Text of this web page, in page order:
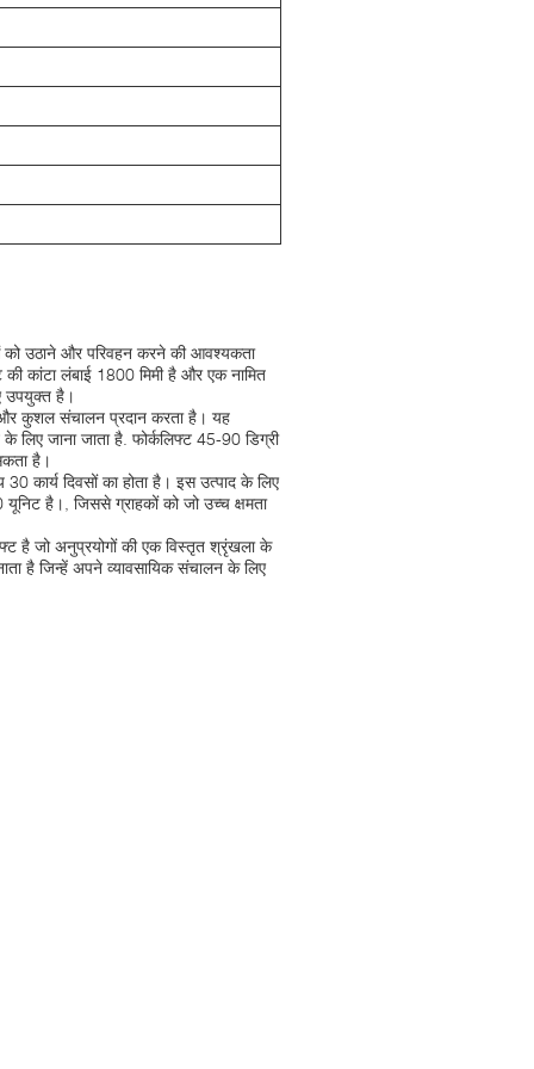
को उठाने और परिवहन करने की आवश्यकता
की कांटा लंबाई 1800 मिमी है और एक नामित
उपयुक्त है।
और कुशल संचालन प्रदान करता है। यह
जाना जाता है. फोर्कलिफ्ट 45-90 डिग्री
है।
कार्य दिवसों का होता है। इस उत्पाद के लिए
यूनिट है।, जिससे ग्राहकों को जो उच्च क्षमता
है जो अनुप्रयोगों की एक विस्तृत श्रृंखला के
है जिन्हें अपने व्यावसायिक संचालन के लिए